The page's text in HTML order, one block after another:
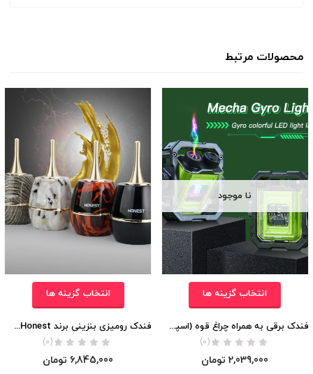
محصولات مرتبط
نا موجود
انتخاب گزینه ها
فندک برقی به همراه چراغ قوه (اسپینری برند ZHONG LONG) اورجینال
(0)
2,039,000 تومان
انتخاب گزینه ها
فندک رومیزی بنزینی برند Honest (با احتراق برقی) اورجینال
(0)
6,845,000 تومان